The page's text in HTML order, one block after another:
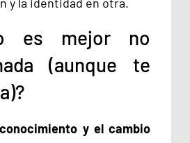
es mejor no
(aunque te
y el cambio